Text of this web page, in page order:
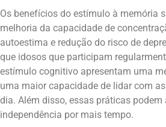
Os benefícios do estímulo à memória
melhoria da capacidade de
autoestima e redução do risco de
que idosos que participam
estímulo cognitivo apresentam uma
uma maior capacidade de lidar com
dia. Além disso, essas práticas podem
independência por mais tempo.